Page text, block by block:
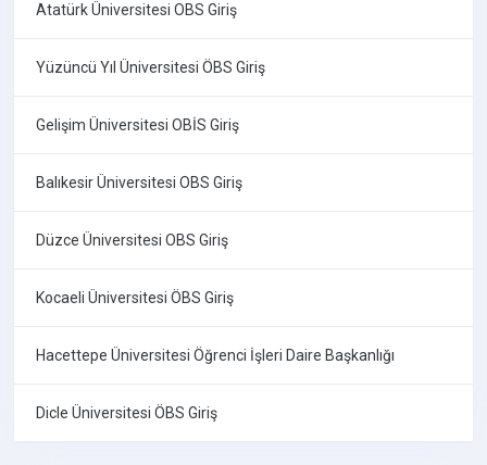
Atatürk Üniversitesi OBS Giriş
Yüzüncü Yıl Üniversitesi ÖBS Giriş
Gelişim Üniversitesi OBİS Giriş
Balıkesir Üniversitesi OBS Giriş
Düzce Üniversitesi OBS Giriş
Kocaeli Üniversitesi ÖBS Giriş
Hacettepe Üniversitesi Öğrenci İşleri Daire Başkanlığı
Dicle Üniversitesi ÖBS Giriş